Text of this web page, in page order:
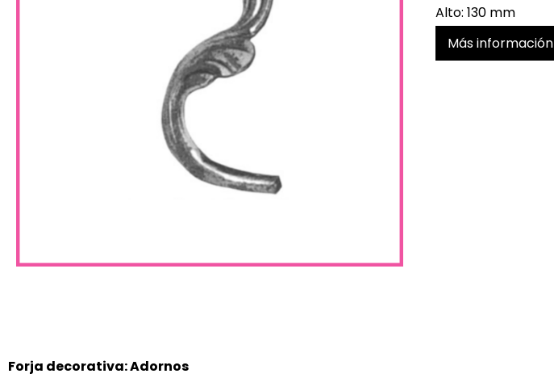
Alto: 130 mm
Más información
Forja decorativa: Adornos